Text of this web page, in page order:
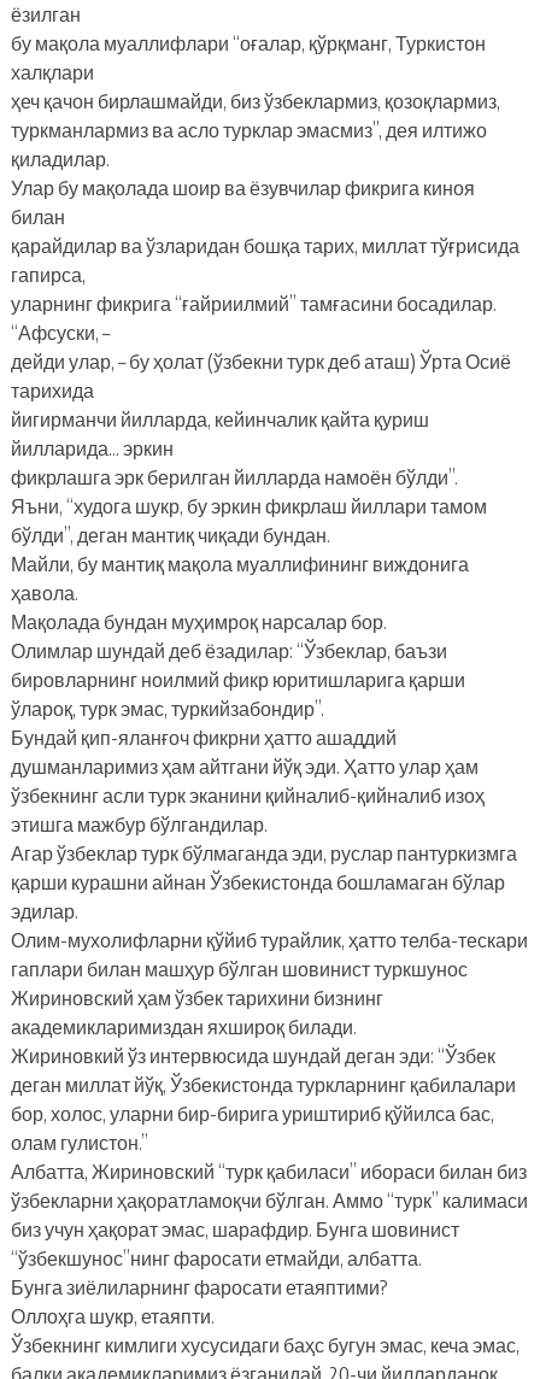
ёзилган
бу мақола муаллифлари “оғалар, қўрқманг, Туркистон
халқлари
ҳеч қачон бирлашмайди, биз ўзбеклармиз, қозоқлармиз,
туркманлармиз ва асло турклар эмасмиз”, дея илтижо
қиладилар.
Улар бу мақолада шоир ва ёзувчилар фикрига киноя
билан
қарайдилар ва ўзларидан бошқа тарих, миллат тўғрисида
гапирса,
уларнинг фикрига “ғайриилмий” тамғасини босадилар.
“Афсуски, –
дейди улар, – бу ҳолат (ўзбекни турк деб аташ) Ўрта Осиё
тарихида
йигирманчи йилларда, кейинчалик қайта қуриш
йилларида… эркин
фикрлашга эрк берилган йилларда намоён бўлди”.
Яъни, “худога шукр, бу эркин фикрлаш йиллари тамом
бўлди”, деган мантиқ чиқади бундан.
Майли, бу мантиқ мақола муаллифининг виждонига
ҳавола.
Мақолада бундан муҳимроқ нарсалар бор.
Олимлар шундай деб ёзадилар: “Ўзбеклар, баъзи
бировларнинг ноилмий фикр юритишларига қарши
ўлароқ, турк эмас, туркийзабондир”.
Бундай қип-яланғоч фикрни ҳатто ашаддий
душманларимиз ҳам айтгани йўқ эди. Ҳатто улар ҳам
ўзбекнинг асли турк эканини қийналиб-қийналиб изоҳ
этишга мажбур бўлгандилар.
Агар ўзбеклар турк бўлмаганда эди, руслар пантуркизмга
қарши курашни айнан Ўзбекистонда бошламаган бўлар
эдилар.
Олим-мухолифларни қўйиб турайлик, ҳатто телба-тескари
гаплари билан машҳур бўлган шовинист туркшунос
Жириновский ҳам ўзбек тарихини бизнинг
академикларимиздан яхшироқ билади.
Жириновкий ўз интервюсида шундай деган эди: “Ўзбек
деган миллат йўқ, Ўзбекистонда туркларнинг қабилалари
бор, холос, уларни бир-бирига уриштириб қўйилса бас,
олам гулистон.”
Албатта, Жириновский “турк қабиласи” ибораси билан биз
ўзбекларни ҳақоратламоқчи бўлган. Аммо “турк” калимаси
биз учун ҳақорат эмас, шарафдир. Бунга шовинист
“ўзбекшунос”нинг фаросати етмайди, албатта.
Бунга зиёлиларнинг фаросати етаяптими?
Оллоҳга шукр, етаяпти.
Ўзбекнинг кимлиги хусусидаги баҳс бугун эмас, кеча эмас,
балки академикларимиз ёзганидай, 20-чи йилларданоқ